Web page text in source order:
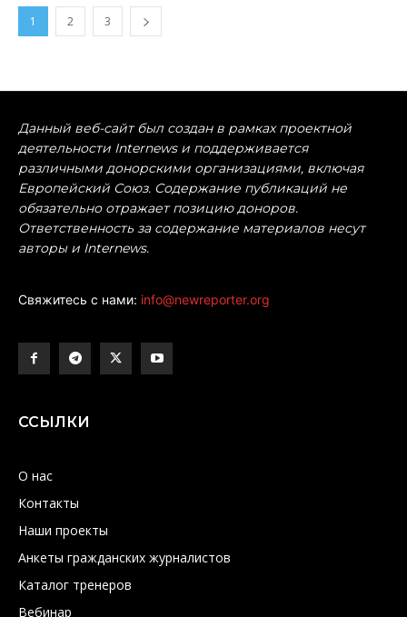
1 2 3
Данный веб-сайт был создан в рамках проектной
деятельности Internews и поддерживается
различными донорскими организациями, включая
Европейский Союз. Содержание публикаций не
обязательно отражает позицию доноров.
Ответственность за содержание материалов несут
авторы и Internews.
Свяжитесь с нами: info@newreporter.org
ССЫЛКИ
О нас
Контакты
Наши проекты
Анкеты гражданских журналистов
Каталог тренеров
Вебинар